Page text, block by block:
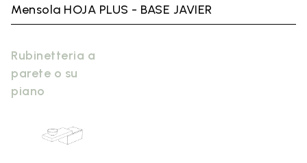
Mensola HOJA PLUS - BASE JAVIER
Rubinetteria a
parete o su
piano